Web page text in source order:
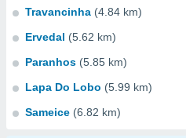
Travancinha (4.84 km)
Ervedal (5.62 km)
Paranhos (5.85 km)
Lapa Do Lobo (5.99 km)
Sameice (6.82 km)